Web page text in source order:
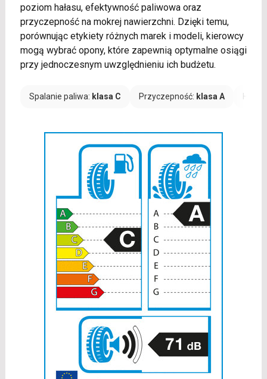
poziom hałasu, efektywność paliwowa oraz
przyczepność na mokrej nawierzchni. Dzięki temu,
porównując etykiety różnych marek i modeli, kierowcy
mogą wybrać opony, które zapewnią optymalne osiągi
przy jednoczesnym uwzględnieniu ich budżetu.
Spalanie paliwa: klasa C Przyczepność: klasa A